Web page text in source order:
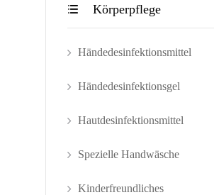
 Körperpflege
Händedesinfektionsmittel
Händedesinfektionsgel
Hautdesinfektionsmittel
Spezielle Handwäsche
Kinderfreundliches